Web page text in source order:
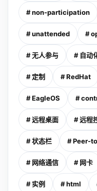
# non-participation
# unattended #
# 无人参与 # 自动
# 定制 # RedHat
# EagleOS #
# 远程桌面 # 远程
# 状态栏 # Peer-
# 网络通信 # 网卡
# 实例 # html